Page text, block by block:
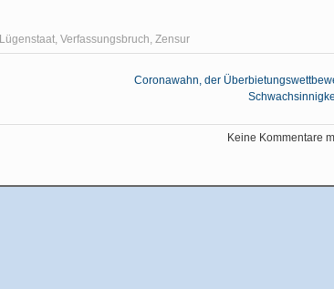
Lügenstaat, Verfassungsbruch, Zensur
Coronawahn, der
Keine Kommentare